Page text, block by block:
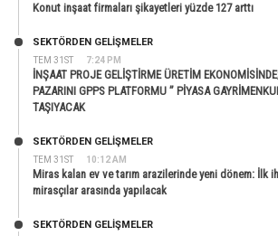
Konut inşaat firmaları şikayetleri yüzde 127 arttı
TEM 31ST 7:24 PM
SEKTÖRDEN GELIŞMELER
İNŞAAT PROJE GELİŞTİRME ÜRETİM
PAZARINI GPPS PLATFORMU ” PİYASA
TAŞIYACAK
TEM 31ST 10:12 AM
SEKTÖRDEN GELIŞMELER
Miras kalan ev ve tarım arazilerinde yeni dönem: İlk
mirasçılar arasında yapılacak
SEKTÖRDEN GELIŞMELER